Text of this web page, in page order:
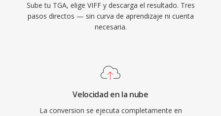
Sube tu TGA, elige VIFF y descarga el resultado. Tres
pasos directos — sin curva de aprendizaje ni cuenta
necesaria.
Velocidad en la nube
La conversion se ejecuta completamente en